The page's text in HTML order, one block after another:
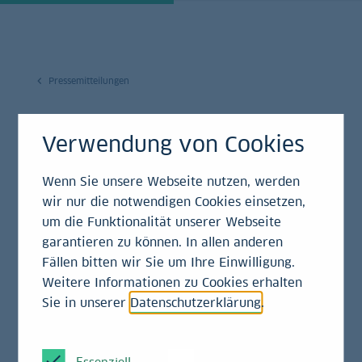
Pressemitteilungen
LBBW in Bayern
spendet 2.500 Euro an
Clownprojekt e.V.
Klinikclowns in
Franken
Verwendung von Cookies
Wenn Sie unsere Webseite nutzen, werden
wir nur die notwendigen Cookies einsetzen,
um die Funktionalität unserer Webseite
garantieren zu können. In allen anderen
Fällen bitten wir Sie um Ihre Einwilligung.
Weitere Informationen zu Cookies erhalten
Sie in unserer Datenschutzerklärung